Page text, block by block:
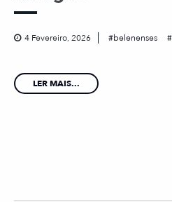
4 Fevereiro, 2026 belenenses
LER MAIS...